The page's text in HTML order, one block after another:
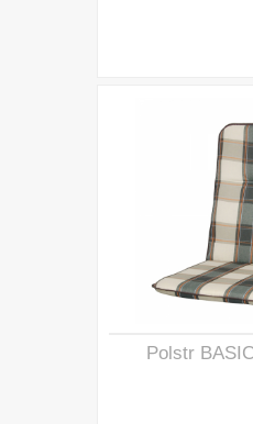
Polstr